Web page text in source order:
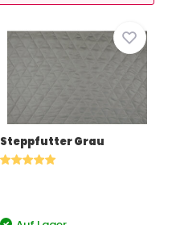
Steppfutter Grau